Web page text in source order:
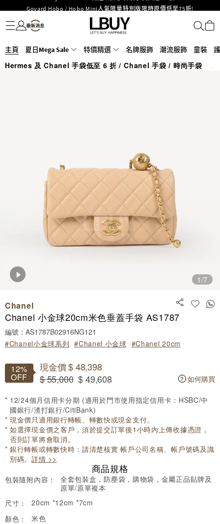
Goyard Hobo / Hobo Mini人氣限量特別版限時原價低至75折!
LBuy呈獻 - Hermès 及 Chanel 手袋及首飾原價低至6折，立即入手!
LBuy Nintendo Switch / Nintendo Switch 2 正規商品零售店登陸MOKO 4樓
重要通告：銀行轉帳及轉數快付款注意事項
LBuy獲香港知識產權署頒發2026《正版正貨承諾》商標
名牌服飾
潮流服飾
童裝
護膚美妝
香水香薰
個人護理
母嬰護理
遊戲及精品玩具
文儀用品
家居生活
電子產品
美食
醫藥保健
運動與戶外用品
主頁 夏日Mega Sale 特價精選 名牌服飾 潮流服飾 童裝
Hermes 及 Chanel 手袋低至 6 折 / Chanel 手袋 / 時尚手袋
1/7
Chanel
Chanel 小金球20cm米色垂蓋手袋 AS1787
編號：AS1787B02916NG121
#Chanel小金球系列 #Chanel 小金球 #Chanel 20cm
12%
OFF
現金價 $ 48,398
$ 55,000 $ 49,608 如何購買
12/24個月信用卡分期 (適用於門市使用指定信用卡：HSBC/中
國銀行/渣打銀行/CitiBank)
現金價只適用銀行轉帳、轉數快或現金支付。
如選擇現金價之客戶，須於提交訂單後1小時內上傳收據憑證，
否則訂單將會取消。
銀行轉帳或轉數快時：請清楚核實 帳戶公司名稱、帳戶號碼及識
別碼。詳情 >>
商品規格
包裝隨附內容：
全套包裝盒，防塵袋，購物袋，金屬正品貼牌及
原單/原單複本
尺寸：
20cm *12cm *7cm
顏色：
米色